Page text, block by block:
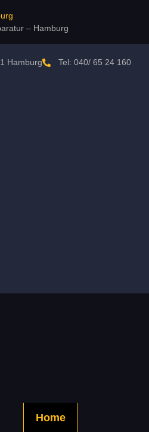
– Hamburg
Hamburg Tel: 040/ 65 24 160
Home